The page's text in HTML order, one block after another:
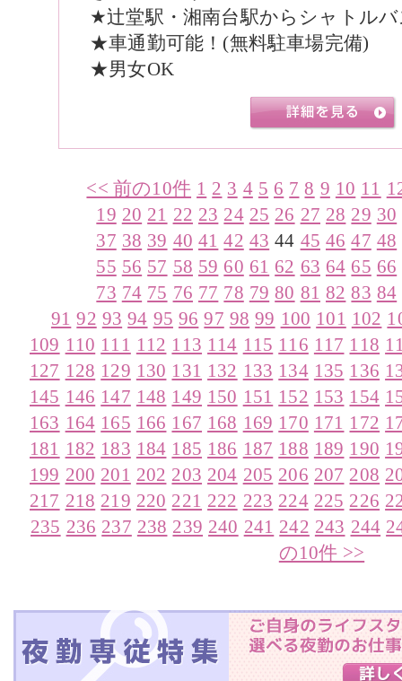
★辻堂駅・湘南台駅からシャトル
★車通勤可能！(無料駐車場完備)
★男女OK
<< 前の10件 1 2 3 4 5 6 7 8 9 10 11
19 20 21 22 23 24 25 26 27 28 29 30
37 38 39 40 41 42 43 44 45 46 47 48
55 56 57 58 59 60 61 62 63 64 65 66
73 74 75 76 77 78 79 80 81 82 83 84
91 92 93 94 95 96 97 98 99 100 101 102
109 110 111 112 113 114 115 116 117 118
127 128 129 130 131 132 133 134 135 136
145 146 147 148 149 150 151 152 153 154
163 164 165 166 167 168 169 170 171 172
181 182 183 184 185 186 187 188 189 190
199 200 201 202 203 204 205 206 207 208
217 218 219 220 221 222 223 224 225 226
235 236 237 238 239 240 241 242 243 244
の10件 >>